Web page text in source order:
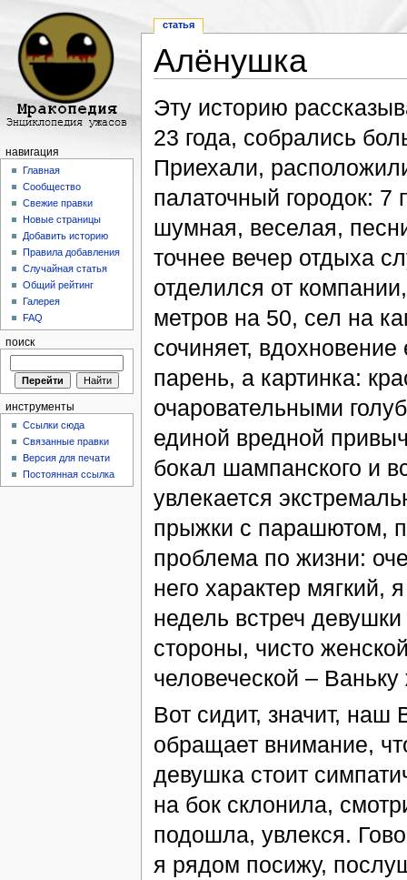
Алёнушка
Эту историю
23 года, собрались
Приехали,
палаточный городок: 7
шумная, веселая,
точнее вечер отдыха
отделился от
метров на 50, сел на
сочиняет,
парень, а картинка:
очаровательными
единой вредной
бокал шампанского и
увлекается
прыжки с парашютом,
проблема по жизни:
него характер
недель встреч
стороны, чисто
человеческой –
Вот сидит, значит,
обращает внимание,
девушка стоит
на бок склонила,
подошла, увлекся.
я рядом посижу,
статья
навигация
Главная
Сообщество
Свежие правки
Новые страницы
Добавить историю
Правила добавления
Случайная статья
Общий рейтинг
Галерея
FAQ
поиск
инструменты
Ссылки сюда
Связанные правки
Версия для печати
Постоянная ссылка